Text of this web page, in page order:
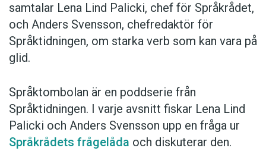
samtalar Lena Lind Palicki, chef för Språkrådet,
och Anders Svensson, chefredaktör för
Språktidningen, om starka verb som kan vara på
glid.
Språktombolan är en poddserie från
Språktidningen. I varje avsnitt fiskar Lena Lind
Palicki och Anders Svensson upp en fråga ur
Språkrådets frågelåda och diskuterar den.